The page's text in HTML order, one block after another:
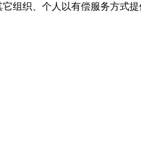
织、个人以有偿服务方式提